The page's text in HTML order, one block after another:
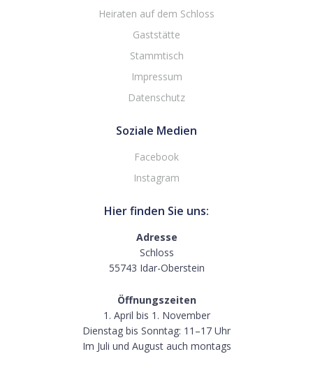
Heiraten auf dem Schloss
Gaststätte
Stammtisch
Impressum
Datenschutz
Soziale Medien
Facebook
Instagram
Hier finden Sie uns:
Adresse
Schloss
55743 Idar-Oberstein
Öffnungszeiten
1. April bis 1. November
Dienstag bis Sonntag: 11–17 Uhr
Im Juli und August auch montags